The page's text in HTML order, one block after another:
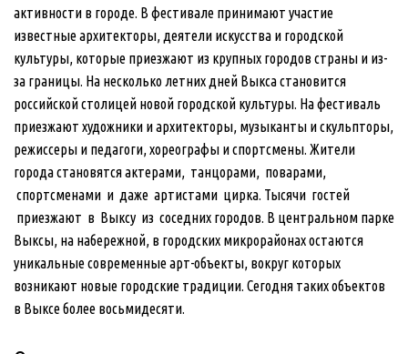
активности в городе. В фестивале принимают участие
известные архитекторы, деятели искусства и городской
культуры, которые приезжают из крупных городов страны и из-
за границы. На несколько летних дней Выкса становится
российской столицей новой городской культуры. На фестиваль
приезжают художники и архитекторы, музыканты и скульпторы,
режиссеры и педагоги, хореографы и спортсмены. Жители
города становятся актерами, танцорами, поварами,
спортсменами и даже артистами цирка. Тысячи гостей
приезжают в Выксу из соседних городов. В центральном парке
Выксы, на набережной, в городских микрорайонах остаются
уникальные современные арт-объекты, вокруг которых
возникают новые городские традиции. Сегодня таких объектов
в Выксе более восьмидесяти.